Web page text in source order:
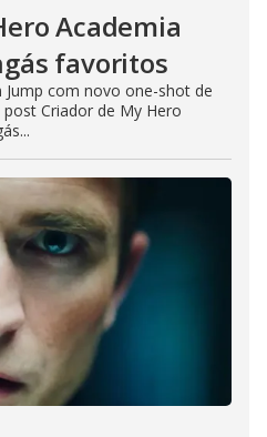
Academia
favoritos
com novo one-shot de
Criador de My Hero